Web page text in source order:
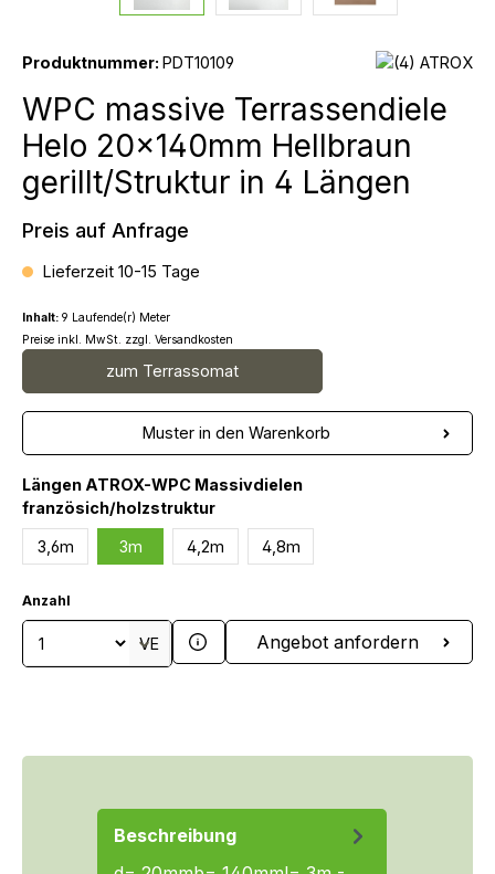
Produktnummer: PDT10109
WPC massive Terrassendiele
Helo 20x140mm Hellbraun
gerillt/Struktur in 4 Längen
Preis auf Anfrage
Lieferzeit 10-15 Tage
Inhalt: 9 Laufende(r) Meter
Preise inkl. MwSt. zzgl. Versandkosten
zum Terrassomat
Muster in den Warenkorb
Längen ATROX-WPC Massivdielen
französich/holzstrukturauswählen
3,6m 3m 4,2m 4,8m
Anzahl
Produkt Anzahl: Gib den
VE Angebot anfordern
Beschreibung